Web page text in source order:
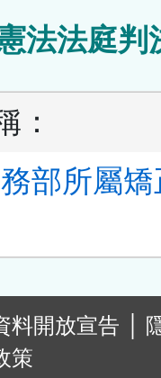
法法庭判
：
部所屬
料開放宣告
策